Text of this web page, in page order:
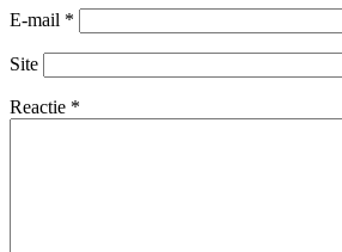
E-mail *
Site
Reactie *